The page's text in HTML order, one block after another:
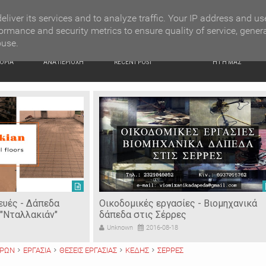
ΑΝΑ ΠΕΡΙΟΧΗ RECENT POST Η ΓΗ ΜΑΣ
- Δάπεδα
Οικοδομικές εργασίες - Βιομηχανικά
δάπεδα στις Σέρρες
Unknown 2016-08-18
ΕΡΓΑΣΙΑ ΘΕΣΕΙΣ ΕΡΓΑΣΙΑΣ ΚΕΔΗΣ ΣΕΡΡΕΣ
its services and to analyze traffic. Your IP address and
and security metrics to ensure quality of service,